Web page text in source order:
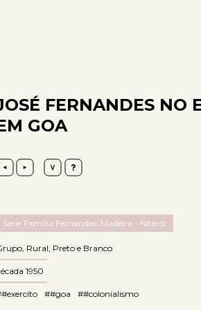
FERNANDES NO
GOA
Série Família Fernandes: Madeira - Niterói
, Rural, Preto e Branco
1950
##goa ##colonialismo